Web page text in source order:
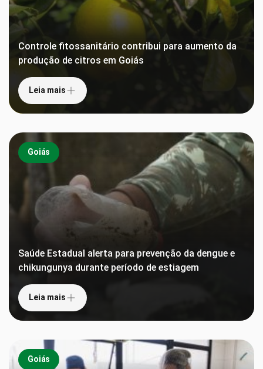
Controle fitossanitário contribui para aumento da
produção de citros em Goiás
Leia mais
Goiás
Saúde Estadual alerta para prevenção da dengue e
chikungunya durante período de estiagem
Leia mais
Goiás